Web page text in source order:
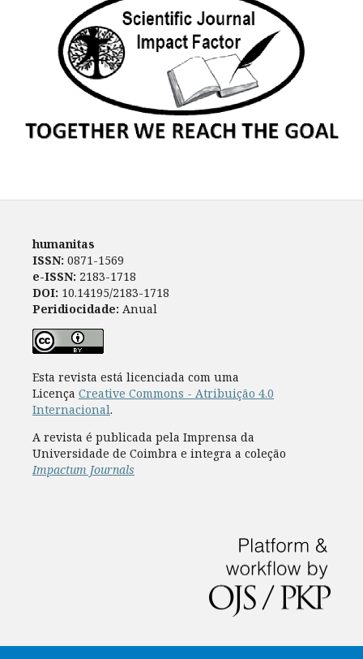
humanitas
ISSN: 0871-1569
e-ISSN: 2183-1718
DOI: 10.14195/2183-1718
Peridiocidade: Anual
Esta revista está licenciada com uma
Licença Creative Commons - Atribuição 4.0
Internacional.
A revista é publicada pela Imprensa da
Universidade de Coimbra e integra a coleção
Impactum Journals